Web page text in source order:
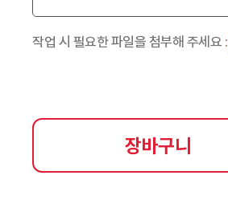
작업 시 필요한 파일을 첨부해 주세요 :
장바구니